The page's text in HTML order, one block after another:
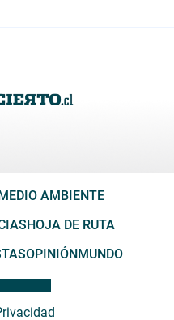
AMBIENTE
HOJA DE RUTA
OPINIÓNMUNDO